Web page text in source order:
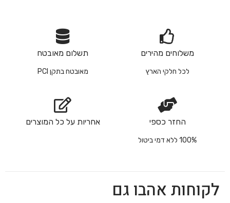
משלוחים מהירים
לכל חלקי הארץ
תשלום מאובטח
מאובטח בתקן PCI
החזר כספי
100% ללא דמי ביטול
אחריות על כל המוצרים
לקוחות אהבו גם